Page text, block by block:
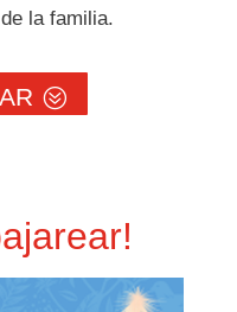
la familia.